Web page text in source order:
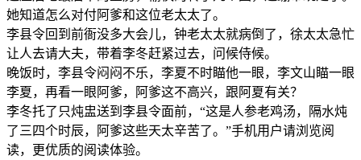
她知道怎么对付阿爹和这位老太太了。
李县令回到前衙没多大会儿，钟老太太就病倒了，徐太太急忙
让人去请大夫，带着李冬赶紧过去，问候侍候。
晚饭时，李县令闷闷不乐，李夏不时瞄他一眼，李文山瞄一眼
李夏，再看一眼阿爹，阿爹这不高兴，跟阿夏有关？
李冬托了只炖盅送到李县令面前，“这是人参老鸡汤，隔水炖
了三四个时辰，阿爹这些天太辛苦了。”手机用户请浏览阅
读，更优质的阅读体验。